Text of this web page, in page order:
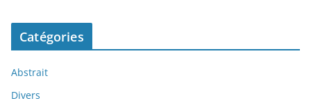
Catégories
Abstrait
Divers